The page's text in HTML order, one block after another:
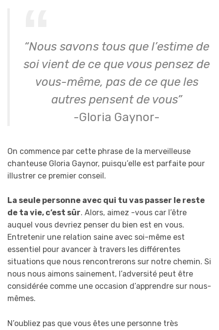
“Nous savons tous que l’estime de
soi vient de ce que vous pensez de
vous-même, pas de ce que les
autres pensent de vous”
-Gloria Gaynor-
On commence par cette phrase de la merveilleuse
chanteuse Gloria Gaynor, puisqu’elle est parfaite pour
illustrer ce premier conseil.
La seule personne avec qui tu vas passer le reste
de ta vie, c’est sûr. Alors, aimez -vous car l’être
auquel vous devriez penser du bien est en vous.
Entretenir une relation saine avec soi-même est
essentiel pour avancer à travers les différentes
situations que nous rencontrerons sur notre chemin. Si
nous nous aimons sainement, l’adversité peut être
considérée comme une occasion d’apprendre sur nous-
mêmes.
N’oubliez pas que vous êtes une personne très